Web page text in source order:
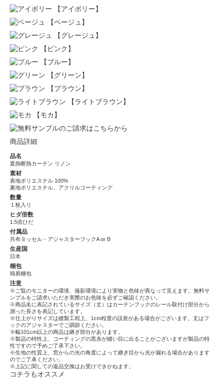
【アイボリー】
【ベージュ】
【グレージュ】
【ピンク】
【ブルー】
【グリーン】
【ブラウン】
【ライトブラウン】
【モカ】
商品詳細
品名
遮熱断熱カーテン リノン
素材
表地ポリエステル 100%
裏地ポリエステル、アクリルコーティング
数量
１枚入り
ヒダ倍数
1.5倍ひだ
付属品
共布タッセル・アジャスターフックA or B
生産国
日本
梱包
簡易梱包
注意
※ご覧のモニターの環境、撮影環境により実物と色味が異なって見えます。無料サ
ンプルをご請求いただき実際のお色味を必ずご確認ください。
※商品名に表記されているサイズ（丈）はカーテンフックのレール取付け部分から
測った長さを表記しています。
※仕上がりサイズは縫製工程上、1cm程度の誤差がある場合がございます。丈はフ
ックのアジャスターでご調節ください。
※幅101cm以上の商品は継ぎ部分があります。
※製品の特性上、コーティングの黒糸が縫い目に出ることがございますが製品の特
性ですので予めご了承下さい。
※生地の性質上、窓からの光の角度によって継ぎ目から光が漏れる場合があります
のでご了承ください。
※上記に関しての返品交換はお受けできかねます。
コチラもオススメ